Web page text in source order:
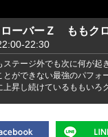
ローバーＺ ももク
22:30
ステージ外でも次に何が起
とができない最強のパフォ
上昇し続けているももいろ